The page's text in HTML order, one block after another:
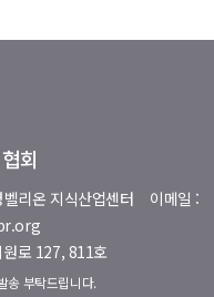
회
리온 지식산업센터 이메일 :
로 127, 811호
송 부탁드립니다.